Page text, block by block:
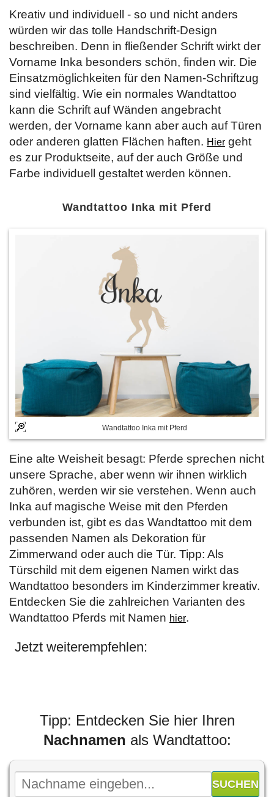
Kreativ und individuell - so und nicht anders
würden wir das tolle Handschrift-Design
beschreiben. Denn in fließender Schrift wirkt der
Vorname Inka besonders schön, finden wir. Die
Einsatzmöglichkeiten für den Namen-Schriftzug
sind vielfältig. Wie ein normales Wandtattoo
kann die Schrift auf Wänden angebracht
werden, der Vorname kann aber auch auf Türen
oder anderen glatten Flächen haften. Hier geht
es zur Produktseite, auf der auch Größe und
Farbe individuell gestaltet werden können.
Wandtattoo Inka mit Pferd
Wandtattoo Inka mit Pferd
Eine alte Weisheit besagt: Pferde sprechen nicht
unsere Sprache, aber wenn wir ihnen wirklich
zuhören, werden wir sie verstehen. Wenn auch
Inka auf magische Weise mit den Pferden
verbunden ist, gibt es das Wandtattoo mit dem
passenden Namen als Dekoration für
Zimmerwand oder auch die Tür. Tipp: Als
Türschild mit dem eigenen Namen wirkt das
Wandtattoo besonders im Kinderzimmer kreativ.
Entdecken Sie die zahlreichen Varianten des
Wandtattoo Pferds mit Namen hier.
Jetzt weiterempfehlen:
Tipp: Entdecken Sie hier Ihren
Nachnamen als Wandtattoo: